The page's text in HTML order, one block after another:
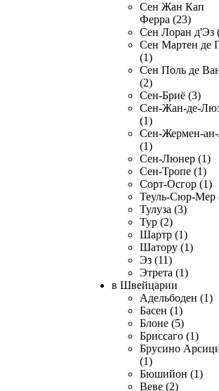
Сен Жан Кап
Ферра (23)
Сен Лоран д'Эз
Сен Мартен де
(1)
Сен Поль де
(2)
Сен-Бриё (3)
Сен-Жан-де-
(1)
Сен-Жермен-
(1)
Сен-Люнер (1)
Сен-Тропе (1)
Сорт-Осгор (1)
Теуль-Сюр-Мер
Тулуза (3)
Тур (2)
Шартр (1)
Шатору (1)
Эз (11)
Этрета (1)
в Швейцарии
Адельбоден (1)
Басен (1)
Блоне (5)
Бриссаго (1)
Брусино
(1)
Бюшийон (1)
Веве (2)